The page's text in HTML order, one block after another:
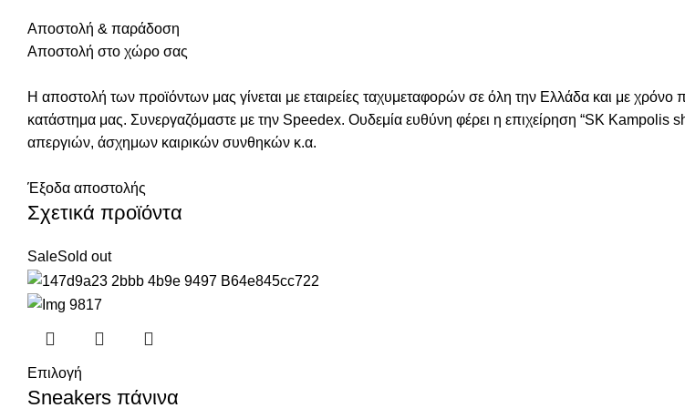
Αποστολή & παράδοση
Αποστολή στο χώρο σας
Η αποστολή των προϊόντων μας γίνεται με εταιρείες ταχυμεταφορών σε όλη την Ελλάδα και με
κατάστημα μας. Συνεργαζόμαστε με την Speedex. Oυδεμία ευθύνη φέρει η επιχείρηση “SK
απεργιών, άσχημων καιρικών συνθηκών κ.α.
Έξοδα αποστολής
Σχετικά προϊόντα
SaleSold out
Επιλογή
Sneakers πάνινα